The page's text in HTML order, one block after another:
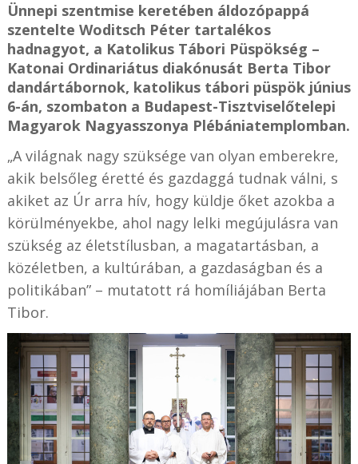
Ünnepi szentmise keretében áldozópappá
szentelte Woditsch Péter tartalékos
hadnagyot, a Katolikus Tábori Püspökség –
Katonai Ordinariátus diakónusát Berta Tibor
dandártábornok, katolikus tábori püspök június
6-án, szombaton a Budapest-Tisztviselőtelepi
Magyarok Nagyasszonya Plébániatemplomban.
„A világnak nagy szüksége van olyan emberekre,
akik belsőleg éretté és gazdaggá tudnak válni, s
akiket az Úr arra hív, hogy küldje őket azokba a
körülményekbe, ahol nagy lelki megújulásra van
szükség az életstílusban, a magatartásban, a
közéletben, a kultúrában, a gazdaságban és a
politikában” – mutatott rá homíliájában Berta
Tibor.